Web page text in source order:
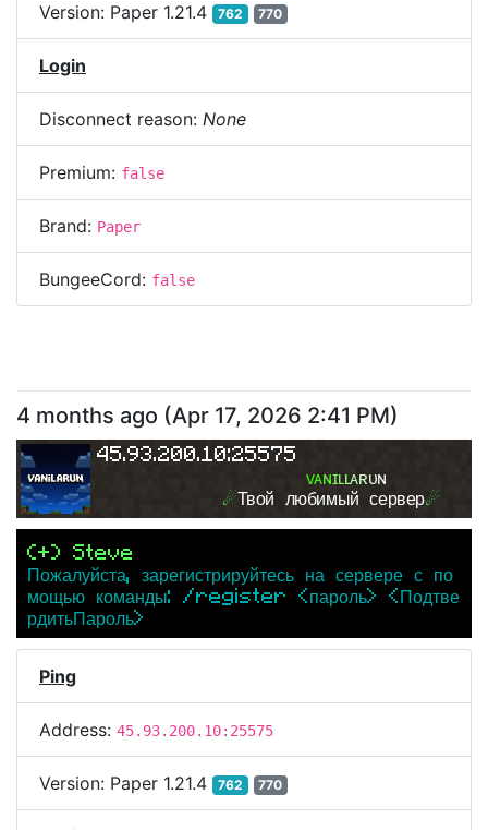
Version: Paper 1.21.4 762 770
Login
Disconnect reason: None
Premium: false
Brand: Paper
BungeeCord: false
4 months ago (Apr 17, 2026 2:41 PM)
45.93.200.10:25575
ᴠᴀɴɪʟʟᴀʀᴜɴ
☄Твой любимый сервер☄
(+) Steve
Пожалуйста, зарегистрируйтесь на сервере с по
мощью команды: /register <пароль> <Подтве
рдитьПароль>
Ping
Address: 45.93.200.10:25575
Version: Paper 1.21.4 762 770